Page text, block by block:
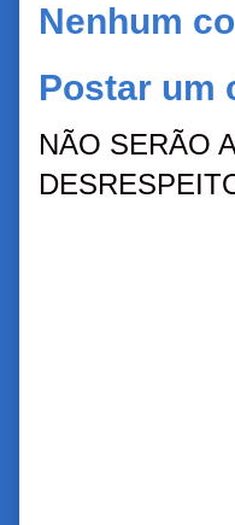
Nenhum
Postar um
NÃO SERÃO